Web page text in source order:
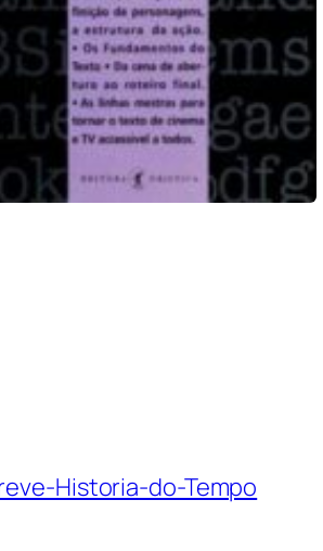
Historia-do-Tempo